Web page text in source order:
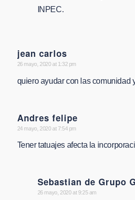
INPEC.
jean carlos
says:
26 mayo, 2020 at 1:32 pm
quiero ayudar con las comunidad
Andres felipe
says:
24 mayo, 2020 at 7:54 pm
Tener tatuajes afecta la
Sebastian de Grupo
says:
26 mayo, 2020 at 9:25 am